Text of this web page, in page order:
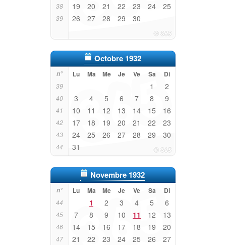
38 19 20 21 22 23 24 25
39 26 27 28 29 30
Octobre 1932
n° Lu Ma Me Je Ve Sa Di
39 1 2
40 3 4 5 6 7 8 9
41 10 11 12 13 14 15 16
42 17 18 19 20 21 22 23
43 24 25 26 27 28 29 30
44 31
Novembre 1932
n° Lu Ma Me Je Ve Sa Di
44 1 2 3 4 5 6
45 7 8 9 10 11 12 13
46 14 15 16 17 18 19 20
47 21 22 23 24 25 26 27